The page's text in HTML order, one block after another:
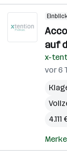
auf
x-
vor 6